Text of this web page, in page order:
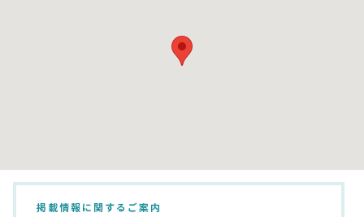
掲載情報に関するご案内